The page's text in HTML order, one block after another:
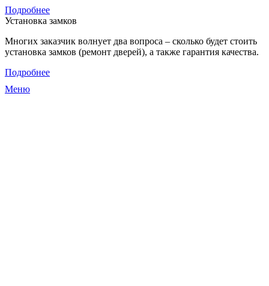
Подробнее
Установка замков
Многих заказчик волнует два вопроса – сколько будет стоить
установка замков (ремонт дверей), а также гарантия качества.
Подробнее
Меню